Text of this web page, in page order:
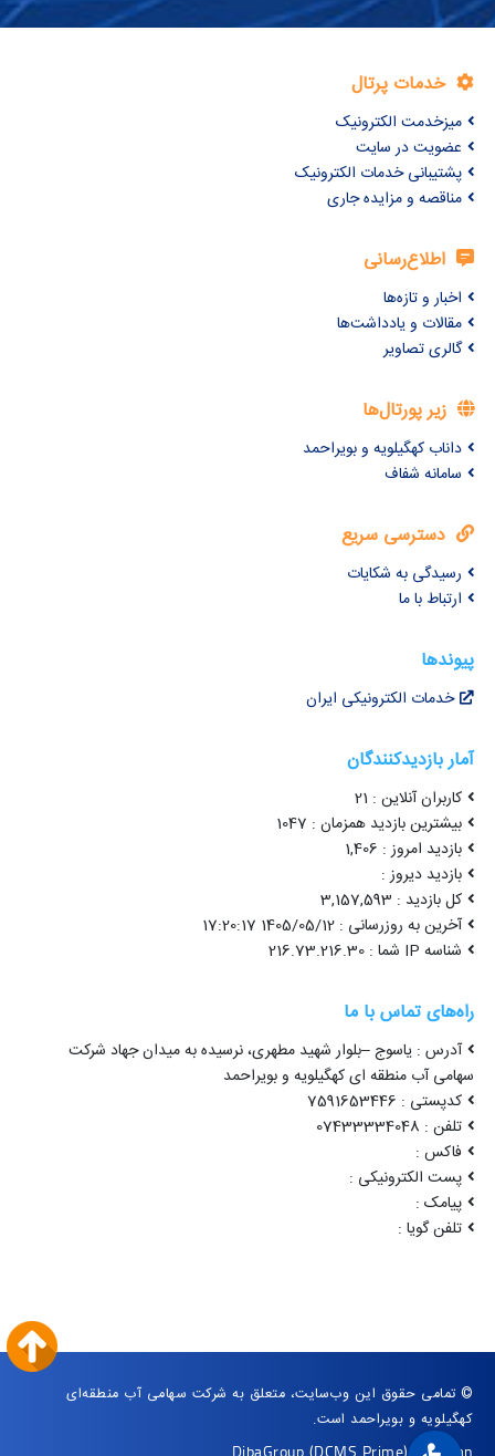
خدمات پرتال
میزخدمت الکترونیک
عضویت در سایت
پشتیبانی خدمات الکترونیک
مناقصه و مزایده جاری
اطلاع‌رسانی
اخبار و تازه‌ها
مقالات و یادداشت‌ها
گالری تصاویر
زیر پورتال‌ها
داناب کهگیلویه و بویراحمد
سامانه شفاف
دسترسی سریع
رسیدگی به شکایات
ارتباط با ما
پیوندها
خدمات الکترونیکی ایران
آمار بازدیدکنندگان
کاربران آنلاین : 21
بیشترین بازدید همزمان : 1047
بازدید امروز : 1,406
بازدید دیروز :
کل بازدید : 3,157,593
آخرین به روزرسانی : 1405/05/12 17:20:17
شناسه IP شما : 216.73.216.30
راه‌های تماس با ما
آدرس : یاسوج –بلوار شهید مطهری، نرسیده به میدان جهاد شرکت
سهامی آب منطقه ای کهگیلویه و بویراحمد
کدپستی : 7591653446
تلفن : 07433334048
فاکس :
پست الکترونیکی :
پیامک :
تلفن گویا :
© تمامی حقوق این وب‌سایت، متعلق به شرکت سهامی آب منطقه‌ای
کهگیلویه و بویراحمد است.
DibaGroup (DCMS Prime)|Arvan